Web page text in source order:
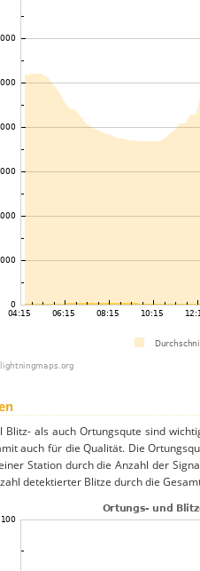
Blitz- als auch Ortungsqute sind
auch für die Qualität. Die
Station durch die Anzahl der
detektierter Blitze durch die